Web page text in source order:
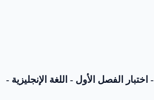
الموضوع رقم 61 - اختبار الفصل الأول - اللغة الإنجليزية -